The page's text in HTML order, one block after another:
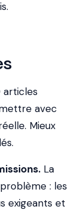
articles
avec
Mieux
La
: les
exigeants et